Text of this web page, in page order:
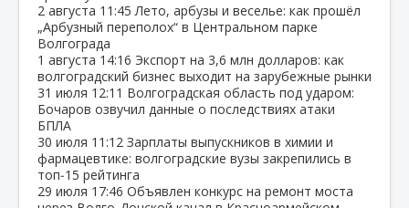
2 августа 11:45 Лето, арбузы и веселье: как прошёл
„Арбузный переполох“ в Центральном парке
Волгограда
1 августа 14:16 Экспорт на 3,6 млн долларов: как
волгоградский бизнес выходит на зарубежные рынки
31 июля 12:11 Волгоградская область под ударом:
Бочаров озвучил данные о последствиях атаки
БПЛА
30 июля 11:12 Зарплаты выпускников в химии и
фармацевтике: волгоградские вузы закрепились в
топ‑15 рейтинга
29 июля 17:46 Объявлен конкурс на ремонт моста